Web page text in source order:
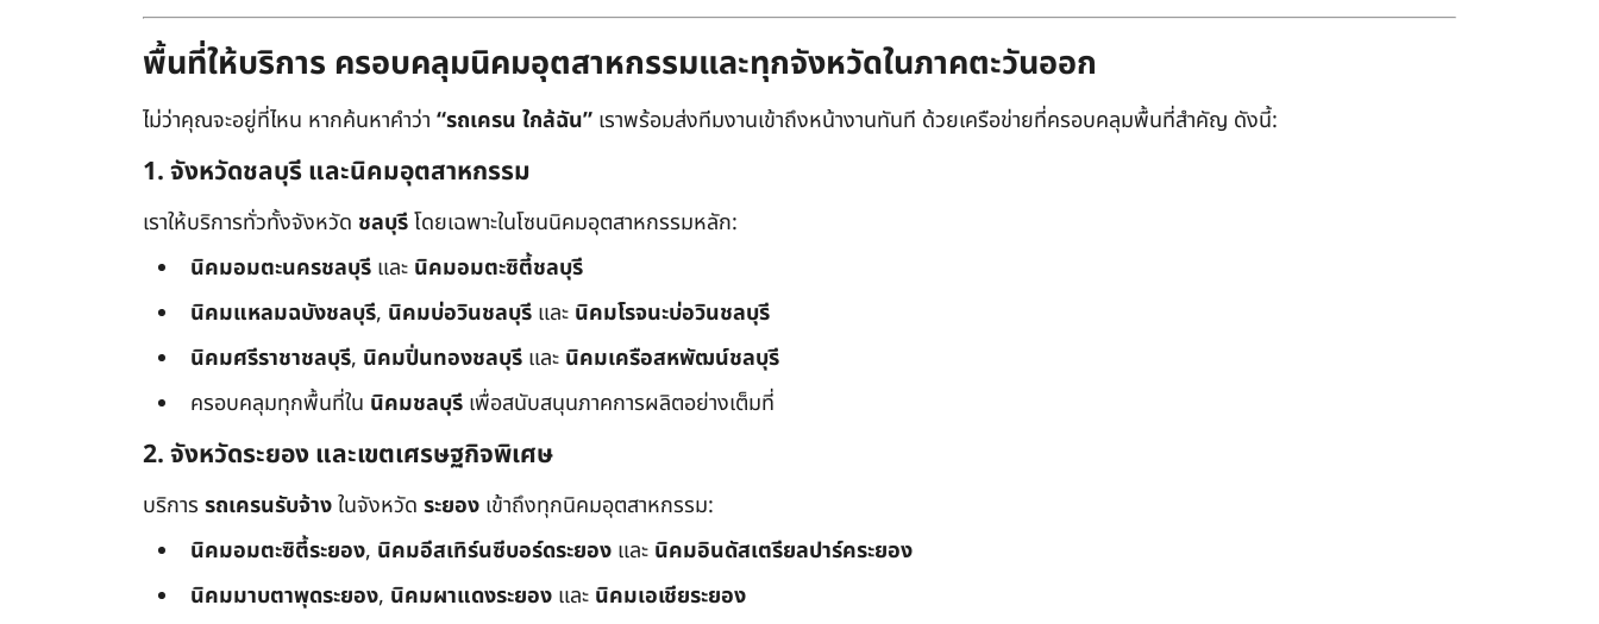
พื้นที่ให้บริการ ครอบคลุมนิคมอุตสาหกรรมและทุกจังหวัดในภาคตะวันออก
ไม่ว่าคุณจะอยู่ที่ไหน หากค้นหาคำว่า “รถเครน ใกล้ฉัน” เราพร้อมส่งทีมงานเข้าถึงหน้างานทันที ด้วยเครือข่ายที่ครอบคลุมพื้นที่สำคัญ ดังนี้:
1. จังหวัดชลบุรี และนิคมอุตสาหกรรม
เราให้บริการทั่วทั้งจังหวัด ชลบุรีโดยเฉพาะในโซนนิคมอุตสาหกรรมหลัก:
นิคมอมตะนครชลบุรี และ นิคมอมตะซิตี้ชลบุรี
นิคมแหลมฉบังชลบุรี, นิคมบ่อวินชลบุรี และ นิคมโรจนะบ่อวินชลบุรี
นิคมศรีราชาชลบุรี, นิคมปิ่นทองชลบุรี และ นิคมเครือสหพัฒน์ชลบุรี
ครอบคลุมทุกพื้นที่ใน นิคมชลบุรี เพื่อสนับสนุนภาคการผลิตอย่างเต็มที่
2. จังหวัดระยอง และเขตเศรษฐกิจพิเศษ
บริการ รถเครนรับจ้างในจังหวัด ระยอง เข้าถึงทุกนิคมอุตสาหกรรม:
นิคมอมตะซิตี้ระยอง, นิคมอีสเทิร์นซีบอร์ดระยอง และ นิคมอินดัสเตรียลปาร์คระยอง
นิคมมาบตาพุดระยอง, นิคมผาแดงระยอง และ นิคมเอเชียระยอง